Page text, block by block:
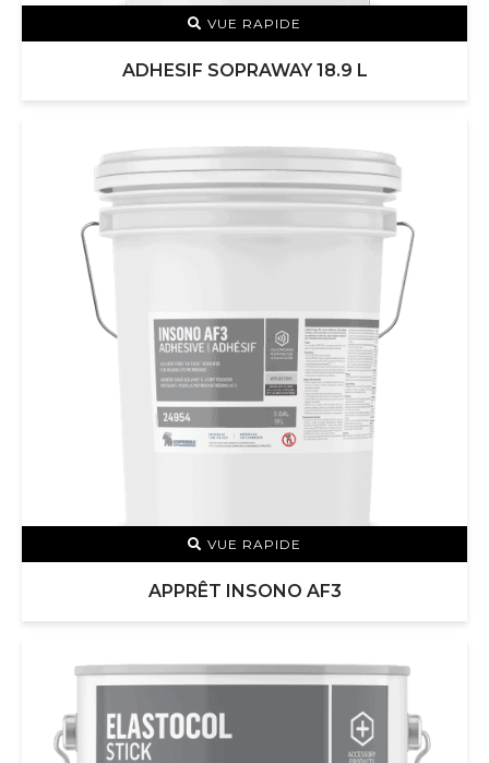
VUE RAPIDE
ADHESIF SOPRAWAY 18.9 L
VUE RAPIDE
APPRÊT INSONO AF3